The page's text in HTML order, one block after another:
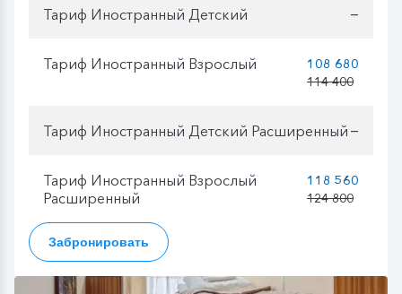
Тариф Иностранный Детский —
Тариф Иностранный Взрослый
108 680
114 400
Тариф Иностранный Детский Расширенный —
Тариф Иностранный Взрослый
Расширенный
118 560
124 800
Забронировать